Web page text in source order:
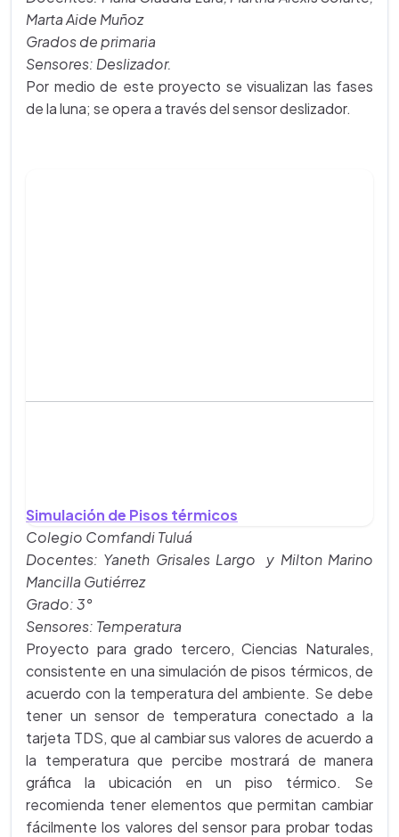
Marta Aide Muñoz
Grados de primaria
Sensores: Deslizador.
Por medio de este proyecto se visualizan las fases
de la luna; se opera a través del sensor deslizador.
Simulación de Pisos térmicos
Colegio Comfandi Tuluá
Docentes: Yaneth Grisales Largo y Milton Marino
Mancilla Gutiérrez
Grado: 3°
Sensores: Temperatura
Proyecto para grado tercero, Ciencias Naturales,
consistente en una simulación de pisos térmicos, de
acuerdo con la temperatura del ambiente. Se debe
tener un sensor de temperatura conectado a la
tarjeta TDS, que al cambiar sus valores de acuerdo a
la temperatura que percibe mostrará de manera
gráfica la ubicación en un piso térmico. Se
recomienda tener elementos que permitan cambiar
fácilmente los valores del sensor para probar todas